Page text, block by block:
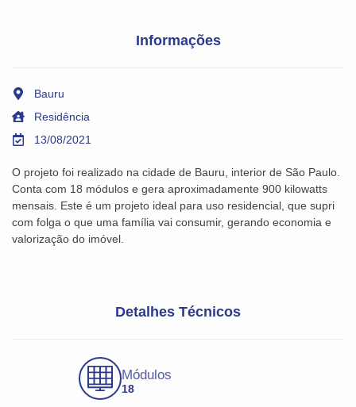
Informações
Bauru
Residência
13/08/2021
O projeto foi realizado na cidade de Bauru, interior de São Paulo.
Conta com 18 módulos e gera aproximadamente 900 kilowatts
mensais. Este é um projeto ideal para uso residencial, que supri
com folga o que uma família vai consumir, gerando economia e
valorização do imóvel.
Detalhes Técnicos
Módulos
18